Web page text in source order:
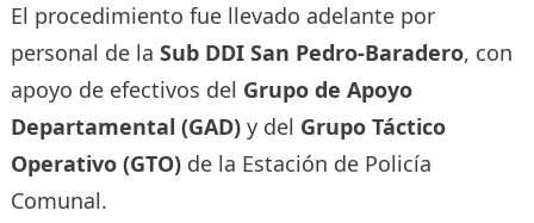
El procedimiento fue llevado adelante por
personal de la Sub DDI San Pedro-Baradero, con
apoyo de efectivos del Grupo de Apoyo
Departamental (GAD)y del Grupo Táctico
Operativo (GTO)de la Estación de Policía
Comunal.